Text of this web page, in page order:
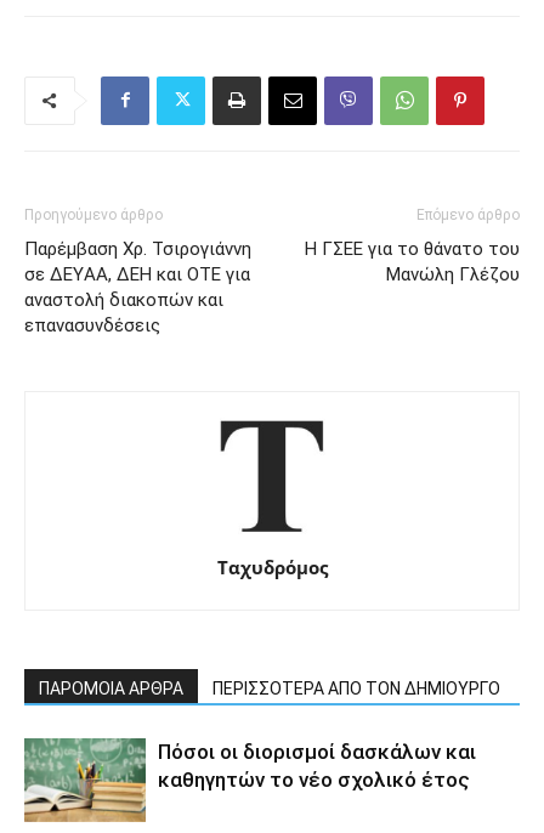
Προηγούμενο άρθρο
Παρέμβαση Χρ. Τσιρογιάννη
σε ΔΕΥAΑ, ΔΕΗ και ΟΤΕ για
αναστολή διακοπών και
επανασυνδέσεις
Επόμενο άρθρο
Η ΓΣΕΕ για το θάνατο του
Μανώλη Γλέζου
Ταχυδρόμος
ΠΑΡΟΜΟΙΑ ΑΡΘΡΑ ΠΕΡΙΣΣΟΤΕΡΑ ΑΠΟ ΤΟΝ ΔΗΜΙΟΥΡΓΟ
Πόσοι οι διορισμοί δασκάλων και
καθηγητών το νέο σχολικό έτος